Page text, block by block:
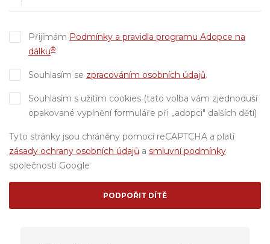
Přijímám Podmínky a pravidla programu Adopce na
dálku®
Souhlasím se zpracováním osobních údajů.
Souhlasím s užitím cookies (tato volba vám zjednoduší
opakované vyplnění formuláře při „adopci" dalších dětí)
Tyto stránky jsou chráněny pomocí reCAPTCHA a platí
zásady ochrany osobních údajů a smluvní podmínky
společnosti Google
PODPOŘIT DÍTĚ